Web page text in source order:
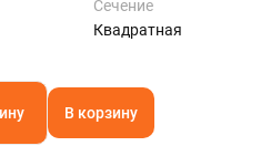
Сечение
Квадратная
В корзину